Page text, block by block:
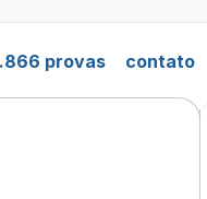
provas contato